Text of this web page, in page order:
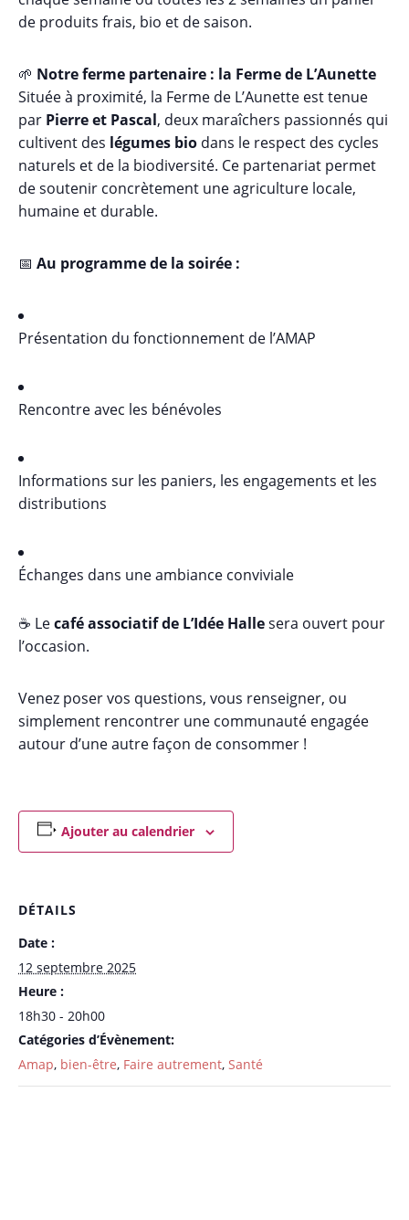
de produits frais, bio et de saison.
🌱 Notre ferme partenaire : la Ferme de L’Aunette
Située à proximité, la Ferme de L’Aunette est tenue
par Pierre et Pascal, deux maraîchers passionnés qui
cultivent des légumes bio dans le respect des cycles
naturels et de la biodiversité. Ce partenariat permet
de soutenir concrètement une agriculture locale,
humaine et durable.
📅 Au programme de la soirée :
Présentation du fonctionnement de l’AMAP
Rencontre avec les bénévoles
Informations sur les paniers, les engagements et les
distributions
Échanges dans une ambiance conviviale
☕ Lecafé associatif de L’Idée Hallesera ouvert pour
l’occasion.
Venez poser vos questions, vous renseigner, ou
simplement rencontrer une communauté engagée
autour d’une autre façon de consommer !
Ajouter au calendrier
DÉTAILS
Date :
12 septembre 2025
Heure :
18h30 - 20h00
Catégories d’Évènement:
Amap, bien-être, Faire autrement, Santé